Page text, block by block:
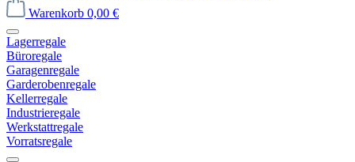
Warenkorb 0,00 €
Lagerregale
Büroregale
Garagenregale
Garderobenregale
Kellerregale
Industrieregale
Werkstattregale
Vorratsregale